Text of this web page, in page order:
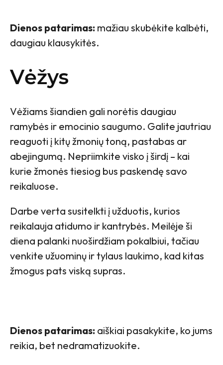
Dienos patarimas: mažiau skubėkite kalbėti,
daugiau klausykitės.
Vėžys
Vėžiams šiandien gali norėtis daugiau
ramybės ir emocinio saugumo. Galite jautriau
reaguoti į kitų žmonių toną, pastabas ar
abejingumą. Nepriimkite visko į širdį – kai
kurie žmonės tiesiog bus paskendę savo
reikaluose.
Darbe verta susitelkti į užduotis, kurios
reikalauja atidumo ir kantrybės. Meilėje ši
diena palanki nuoširdžiam pokalbiui, tačiau
venkite užuominų ir tylaus laukimo, kad kitas
žmogus pats viską supras.
Dienos patarimas: aiškiai pasakykite, ko jums
reikia, bet nedramatizuokite.